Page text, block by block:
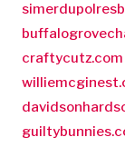
craftycutz.com